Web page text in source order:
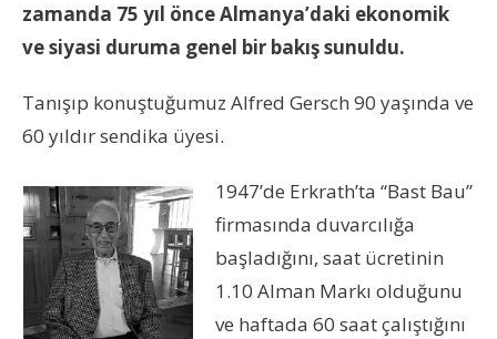
zamanda 75 yıl önce Almanya’daki ekonomik
ve siyasi duruma genel bir bakış sunuldu.
Tanışıp konuştuğumuz Alfred Gersch 90 yaşında ve
60 yıldır sendika üyesi.
1947’de Erkrath’ta “Bast Bau”
firmasında duvarcılığa
başladığını, saat ücretinin
1.10 Alman Markı olduğunu
ve haftada 60 saat çalıştığını